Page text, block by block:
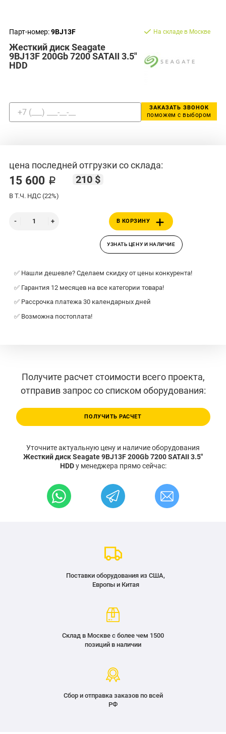
Парт-номер:9BJ13F
Жесткий диск Seagate
9BJ13F 200Gb 7200 SATAII 3.5"
HDD
На складе в Москве
ЗАКАЗАТЬ ЗВОНОК
поможем с выбором
цена последней отгрузки со склада:
15 600 ₽ 210 $
В Т.Ч. НДС (22%)
В КОРЗИНУ
УЗНАТЬ ЦЕНУ И НАЛИЧИЕ
✅ Нашли дешевле? Сделаем скидку от цены конкурента!
✅ Гарантия 12 месяцев на все категории товара!
✅ Рассрочка платежа 30 календарных дней
✅ Возможна постоплата!
Получите расчет стоимости всего проекта,
отправив запрос со списком оборудования:
ПОЛУЧИТЬ РАСЧЕТ
Уточните актуальную цену и наличие оборудования
Жесткий диск Seagate 9BJ13F 200Gb 7200 SATAII 3.5"
HDDу менеджера прямо сейчас:
Поставки оборудования из США,
Европы и Китая
Склад в Москве с более чем 1500
позиций в наличии
Сбор и отправка заказов по всей
РФ